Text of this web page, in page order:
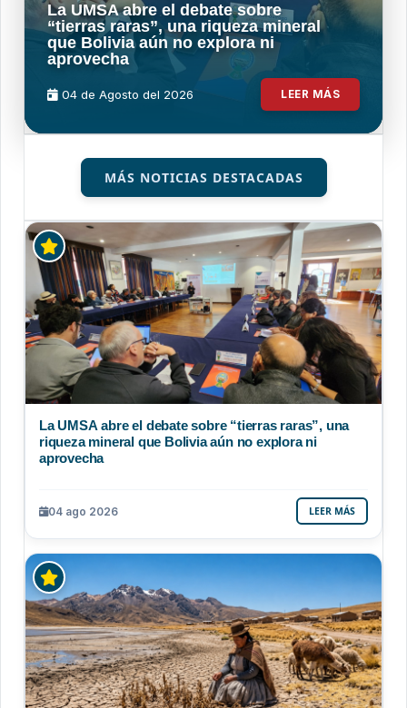
La UMSA abre el debate sobre
“tierras raras”, una riqueza mineral
que Bolivia aún no explora ni
aprovecha
04 de Agosto del 2026 LEER MÁS
MÁS NOTICIAS DESTACADAS
La UMSA abre el debate sobre “tierras raras”, una
riqueza mineral que Bolivia aún no explora ni
aprovecha
04 ago 2026 LEER MÁS